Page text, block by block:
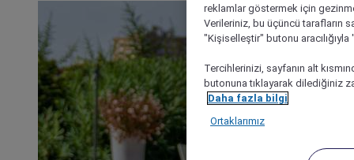
reklamlar göstermek için
Verileriniz, bu üçüncü tarafların
"Kişiselleştir" butonu
Tercihlerinizi, sayfanın alt
butonuna tıklayarak dilediğiniz
Daha fazla bilgi
Ortaklarımız